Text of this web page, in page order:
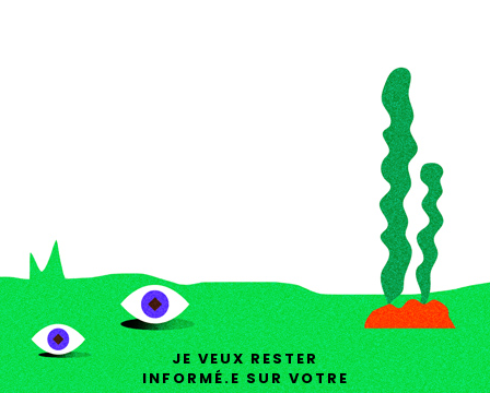
JE VEUX RESTER
INFORMÉ.E SUR VOTRE